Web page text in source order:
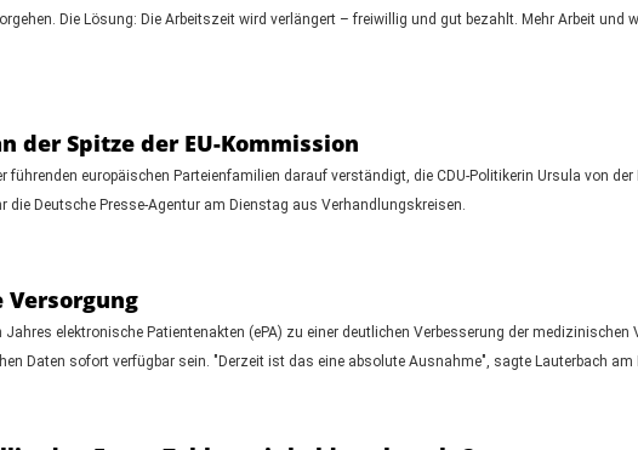
Die Lösung: Die Arbeitszeit wird verlängert – freiwillig und gut bezahlt. Mehr Arbeit und
der Spitze der EU-Kommission
europäischen Parteienfamilien darauf verständigt, die CDU-Politikerin Ursula von der
Deutsche Presse-Agentur am Dienstag aus Verhandlungskreisen.
Versorgung
elektronische Patientenakten (ePA) zu einer deutlichen Verbesserung der medizinischen
Daten sofort verfügbar sein. "Derzeit ist das eine absolute Ausnahme", sagte Lauterbach am